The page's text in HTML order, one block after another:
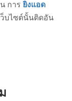
การ ยิงแอด
ว็บไซต์นั้นติดอัน